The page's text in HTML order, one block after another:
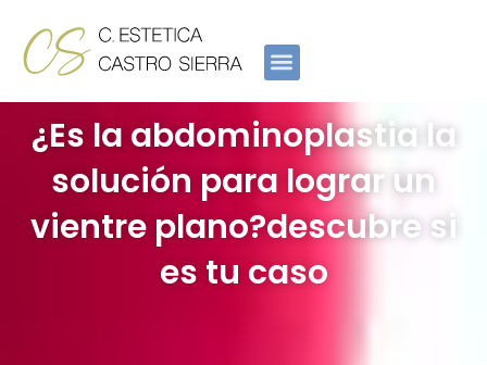
contenido
¿Es la abdominoplastia la
solución para lograr un
vientre plano?descubre si
es tu caso